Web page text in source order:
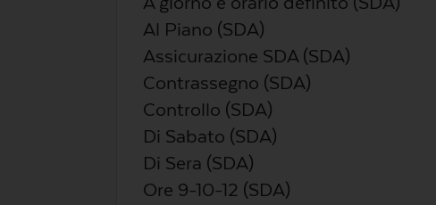
Al Piano (SDA)
Assicurazione SDA (SDA)
Contrassegno (SDA)
Controllo (SDA)
Di Sabato (SDA)
Di Sera (SDA)
Ore 9-10-12 (SDA)